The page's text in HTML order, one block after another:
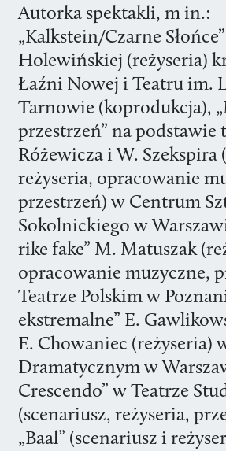
Autorka spektakli, m in.:
„Kalkstein/Czarne Słońce”
Holewińskiej (reżyseria)
Łaźni Nowej i Teatru im.
Tarnowie (koprodukcja),
przestrzeń” na podstawie
Różewicza i W. Szekspira
reżyseria, opracowanie
przestrzeń) w Centrum
Sokolnickiego w
rike fake” M. Matuszak
opracowanie muzyczne,
Teatrze Polskim w
ekstremalne” E.
E. Chowaniec (reżyseria)
Dramatycznym w
Crescendo” w Teatrze
(scenariusz, reżyseria,
„Baal” (scenariusz i